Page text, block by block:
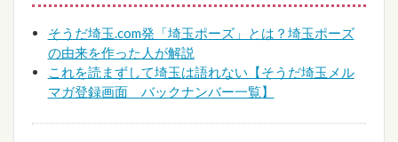
そうだ埼玉.com発「埼玉ポーズ」とは？埼玉ポーズ
の由来を作った人が解説
これを読まずして埼玉は語れない【そうだ埼玉メル
マガ登録画面 バックナンバー一覧】